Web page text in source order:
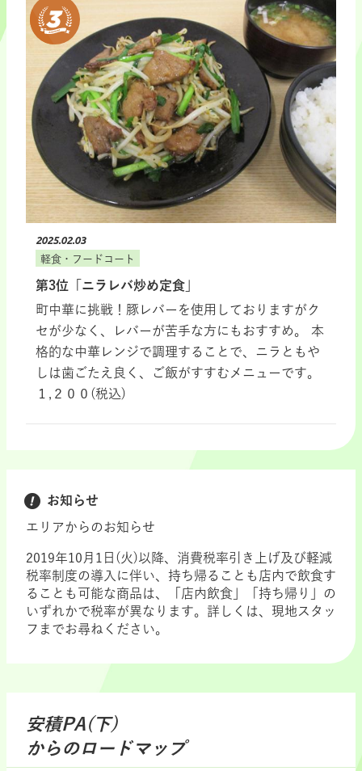
2025.02.03
軽食・フードコート
第3位「ニラレバ炒め定食」
町中華に挑戦！豚レバーを使用しておりますがク
セが少なく、レバーが苦手な方にもおすすめ。 本
格的な中華レンジで調理することで、ニラともや
しは歯ごたえ良く、ご飯がすすむメニューです。
１,２００(税込)
お知らせ
エリアからのお知らせ
2019年10月1日(火)以降、消費税率引き上げ及び軽減
税率制度の導入に伴い、持ち帰ることも店内で飲食す
ることも可能な商品は、「店内飲食」「持ち帰り」の
いずれかで税率が異なります。詳しくは、現地スタッ
フまでお尋ねください。
安積PA(下)
からのロードマップ